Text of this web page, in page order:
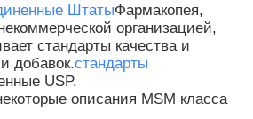
ШтатыФармакопея,
организацией,
стандарты качества и
добавок.стандарты
USP.
описания MSM класса